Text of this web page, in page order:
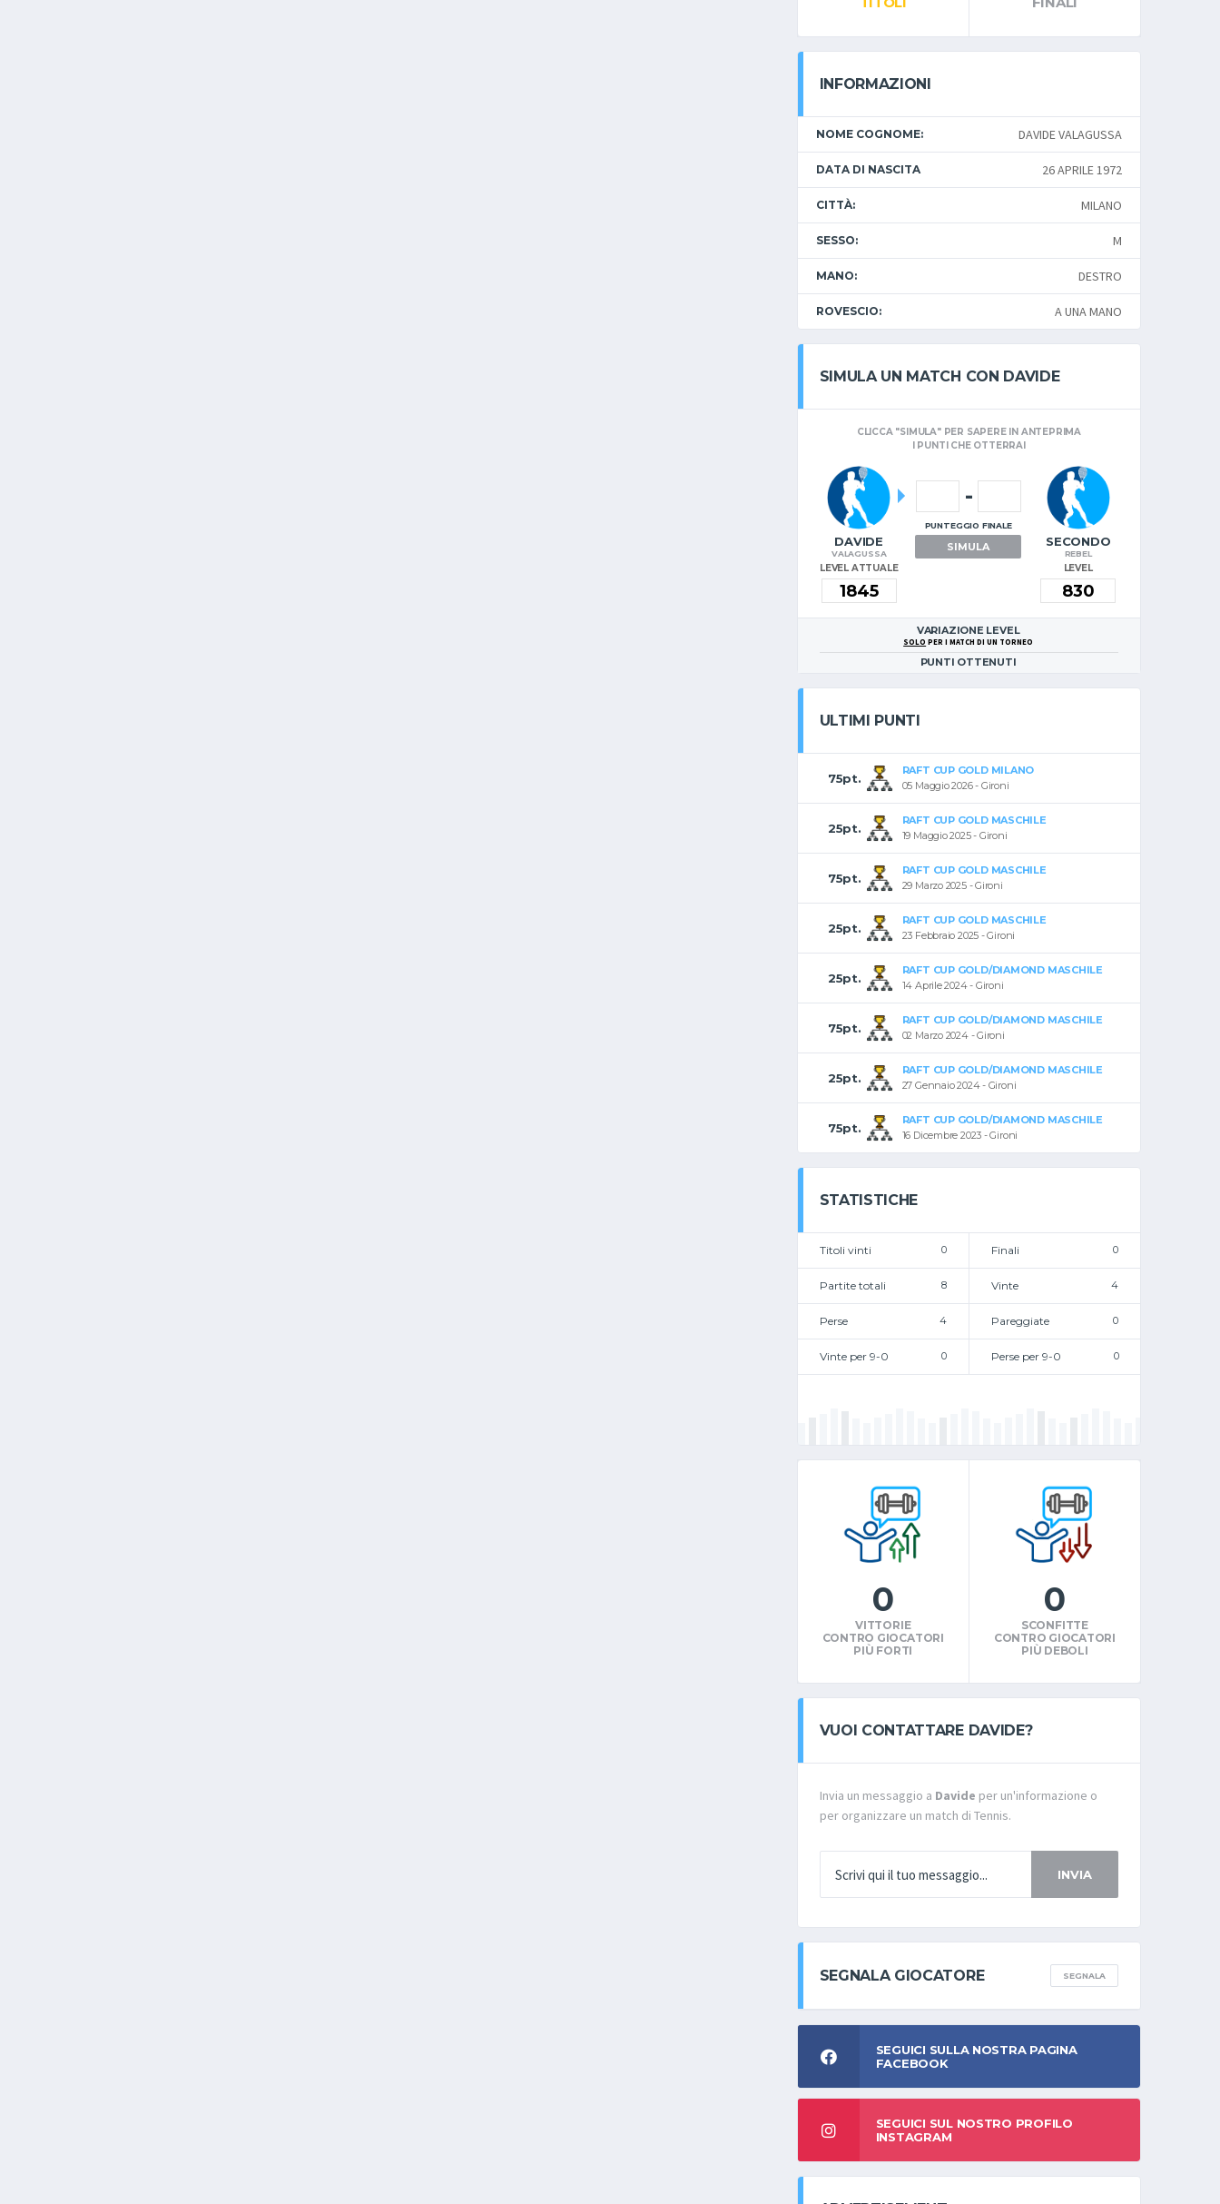
INFORMAZIONI
NOME COGNOME: DAVIDE VALAGUSSA
DATA DI NASCITA 26 APRILE 1972
CITTÀ: MILANO
SESSO: M
MANO: DESTRO
ROVESCIO: A UNA MANO
SIMULA UN MATCH CON DAVIDE
CLICCA "SIMULA" PER SAPERE IN ANTEPRIMA
I PUNTI CHE OTTERRAI
DAVIDE
VALAGUSSA
LEVEL ATTUALE
-
PUNTEGGIO FINALE
SIMULA SECONDO
REBEL
LEVEL
VARIAZIONE LEVEL
SOLO PER I MATCH DI UN TORNEO
PUNTI OTTENUTI
ULTIMI PUNTI
75pt.
RAFT CUP GOLD MILANO
05 Maggio 2026 - Gironi
25pt.
RAFT CUP GOLD MASCHILE
19 Maggio 2025 - Gironi
75pt.
RAFT CUP GOLD MASCHILE
29 Marzo 2025 - Gironi
25pt.
RAFT CUP GOLD MASCHILE
23 Febbraio 2025 - Gironi
25pt.
RAFT CUP GOLD/DIAMOND MASCHILE
14 Aprile 2024 - Gironi
75pt.
RAFT CUP GOLD/DIAMOND MASCHILE
02 Marzo 2024 - Gironi
25pt.
RAFT CUP GOLD/DIAMOND MASCHILE
27 Gennaio 2024 - Gironi
75pt.
RAFT CUP GOLD/DIAMOND MASCHILE
16 Dicembre 2023 - Gironi
STATISTICHE
Titoli vinti 0 Finali 0
Partite totali 8 Vinte 4
Perse 4 Pareggiate 0
Vinte per 9-0 0 Perse per 9-0 0
0
VITTORIE
CONTRO GIOCATORI
PIÙ FORTI
0
SCONFITTE
CONTRO GIOCATORI
PIÙ DEBOLI
VUOI CONTATTARE DAVIDE?
Invia un messaggio a Davide per un'informazione o
per organizzare un match di Tennis.
INVIA
SEGNALA GIOCATORE SEGNALA
SEGUICI SULLA NOSTRA PAGINA
FACEBOOK
SEGUICI SUL NOSTRO PROFILO
INSTAGRAM